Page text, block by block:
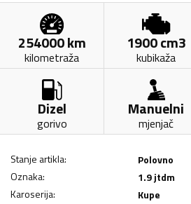
254000km
kilometraža
1900cm3
kubikaža
Dizel
gorivo
Manuelni
mjenjač
Stanje artikla:
Polovno
Oznaka:
1.9 jtdm
Karoserija:
Kupe